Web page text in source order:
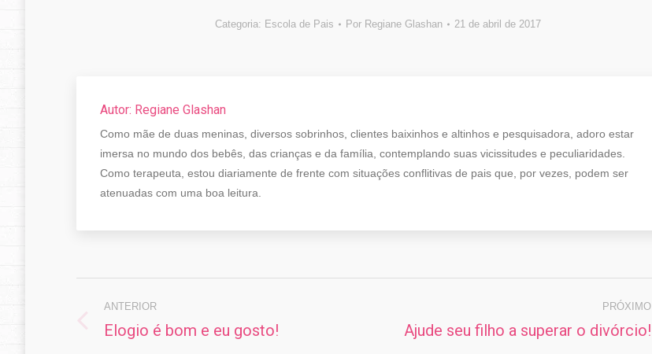
Categoria: Escola de Pais Por Regiane Glashan 21 de abril de 2017
Autor: Regiane Glashan
Como mãe de duas meninas, diversos sobrinhos, clientes baixinhos e altinhos e pesquisadora, adoro estar
imersa no mundo dos bebês, das crianças e da família, contemplando suas vicissitudes e peculiaridades.
Como terapeuta, estou diariamente de frente com situações conflitivas de pais que, por vezes, podem ser
atenuadas com uma boa leitura.
Navegação
ANTERIOR
Post
Elogio é bom e eu gosto!
PRÓXIMO
Próximo
Ajude seu filho a superar o divórcio!